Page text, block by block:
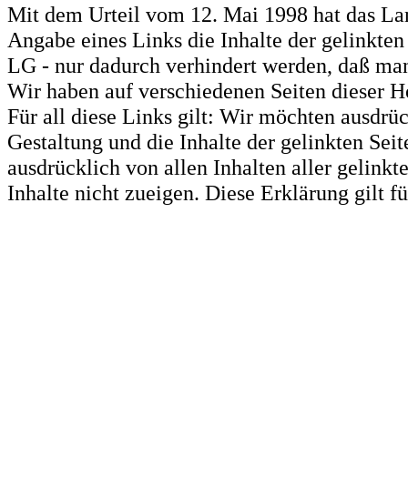
Mit dem Urteil vom 12. Mai 1998 hat das
Angabe eines Links die Inhalte der
LG - nur dadurch verhindert werden, daß
Wir haben auf verschiedenen Seiten dieser
Für all diese Links gilt: Wir möchten
Gestaltung und die Inhalte der gelinkten
ausdrücklich von allen Inhalten aller
Inhalte nicht zueigen. Diese Erklärung gilt